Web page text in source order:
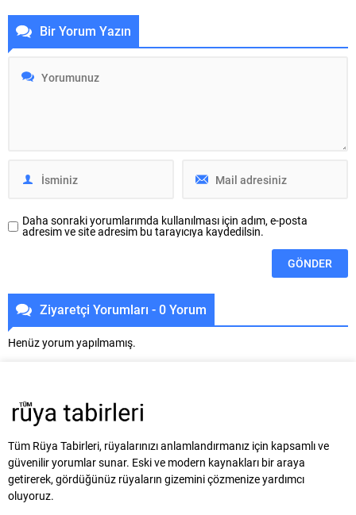
Avukat, genellikle koruma ve
rehberlik simgesi olarak karşımıza
çıkar. Belki de hayatınızda bir
karar vermekte zorlanıyorsunuz
ya da bir konuda destek
Bir Yorum Yazın
Daha sonraki yorumlarımda kullanılması için adım, e-posta
adresim ve site adresim bu tarayıcıya kaydedilsin.
Ziyaretçi Yorumları - 0 Yorum
Henüz yorum yapılmamış.
Tüm Rüya Tabirleri, rüyalarınızı anlamlandırmanız için kapsamlı ve
güvenilir yorumlar sunar. Eski ve modern kaynakları bir araya
getirerek, gördüğünüz rüyaların gizemini çözmenize yardımcı
oluyoruz.